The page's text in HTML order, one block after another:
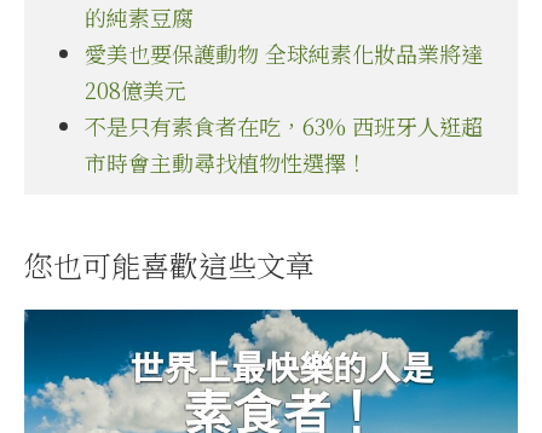
的純素豆腐
愛美也要保護動物 全球純素化妝品業將達
208億美元
不是只有素食者在吃，63% 西班牙人逛超
市時會主動尋找植物性選擇！
您也可能喜歡這些文章